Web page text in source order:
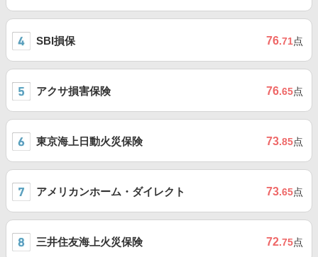
SBI損保 76.71点
アクサ損害保険 76.65点
東京海上日動火災保険 73.85点
アメリカンホーム・ダイレクト 73.65点
三井住友海上火災保険 72.75点